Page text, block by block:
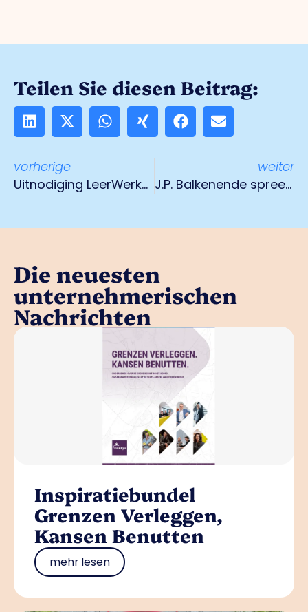
Teilen Sie diesen Beitrag:
vorherige
Uitnodiging LeerWerkFabriek
weiter
J.P. Balkenende spreekt in Venlo bij Limburg Happening
Die neuesten
unternehmerischen
Nachrichten
Inspiratiebundel
Grenzen Verleggen,
Kansen Benutten
mehr lesen